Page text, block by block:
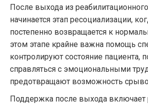
После выхода из
начинается этап ресоциализации,
постепенно возвращается к
этом этапе крайне важна помощь
контролируют состояние пациента,
справляться с эмоциональными
предотвращают возможность
Поддержка после выхода включает